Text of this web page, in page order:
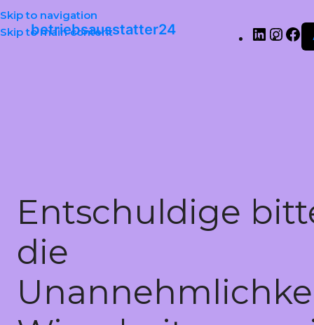
Skip to navigation
Skip to main content
betriebsausstatter24
Entschuldige
die